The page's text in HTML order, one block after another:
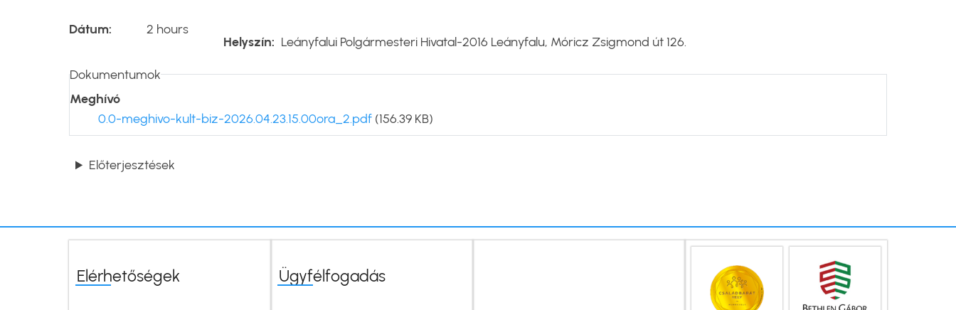
Dátum
2 hours
Helyszín
Leányfalui Polgármesteri Hivatal-2016 Leányfalu, Móricz Zsigmond út 126.
Dokumentumok
Meghívó
0.0-meghivo-kult-biz-2026.04.23.15.00ora_2.pdf (156.39 KB)
Előterjesztések
Elérhetőségek Ügyfélfogadás